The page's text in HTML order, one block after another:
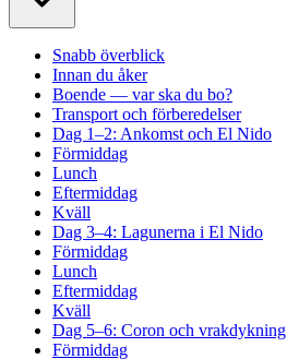
Snabb överblick
Innan du åker
Boende — var ska du bo?
Transport och förberedelser
Dag 1–2: Ankomst och El Nido
Förmiddag
Lunch
Eftermiddag
Kväll
Dag 3–4: Lagunerna i El Nido
Förmiddag
Lunch
Eftermiddag
Kväll
Dag 5–6: Coron och vrakdykning
Förmiddag